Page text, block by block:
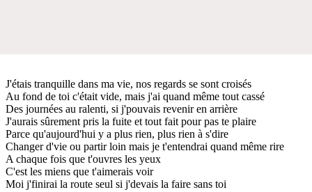
J'étais tranquille dans ma vie, nos regards se sont croisés
Au fond de toi c'était vide, mais j'ai quand même tout cassé
Des journées au ralenti, si j'pouvais revenir en arrière
J'aurais sûrement pris la fuite et tout fait pour pas te plaire
Parce qu'aujourd'hui y a plus rien, plus rien à s'dire
Changer d'vie ou partir loin mais je t'entendrai quand même rire
A chaque fois que t'ouvres les yeux
C'est les miens que t'aimerais voir
Moi j'finirai la route seul si j'devais la faire sans toi